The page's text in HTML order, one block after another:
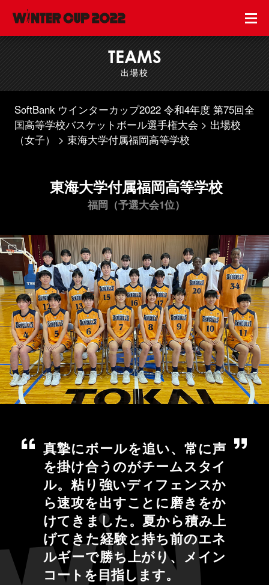
TEAMS
出場校
SoftBank ウインターカップ2022 令和4年度 第75回全
国高等学校バスケットボール選手権大会
出場校
（女子）
東海大学付属福岡高等学校
東海大学付属福岡高等学校
福岡（予選大会1位）
真摯にボールを追い、常に声
を掛け合うのがチームスタイ
ル。粘り強いディフェンスか
ら速攻を出すことに磨きをか
けてきました。夏から積み上
げてきた経験と持ち前のエネ
ルギーで勝ち上がり、メイン
コートを目指します。